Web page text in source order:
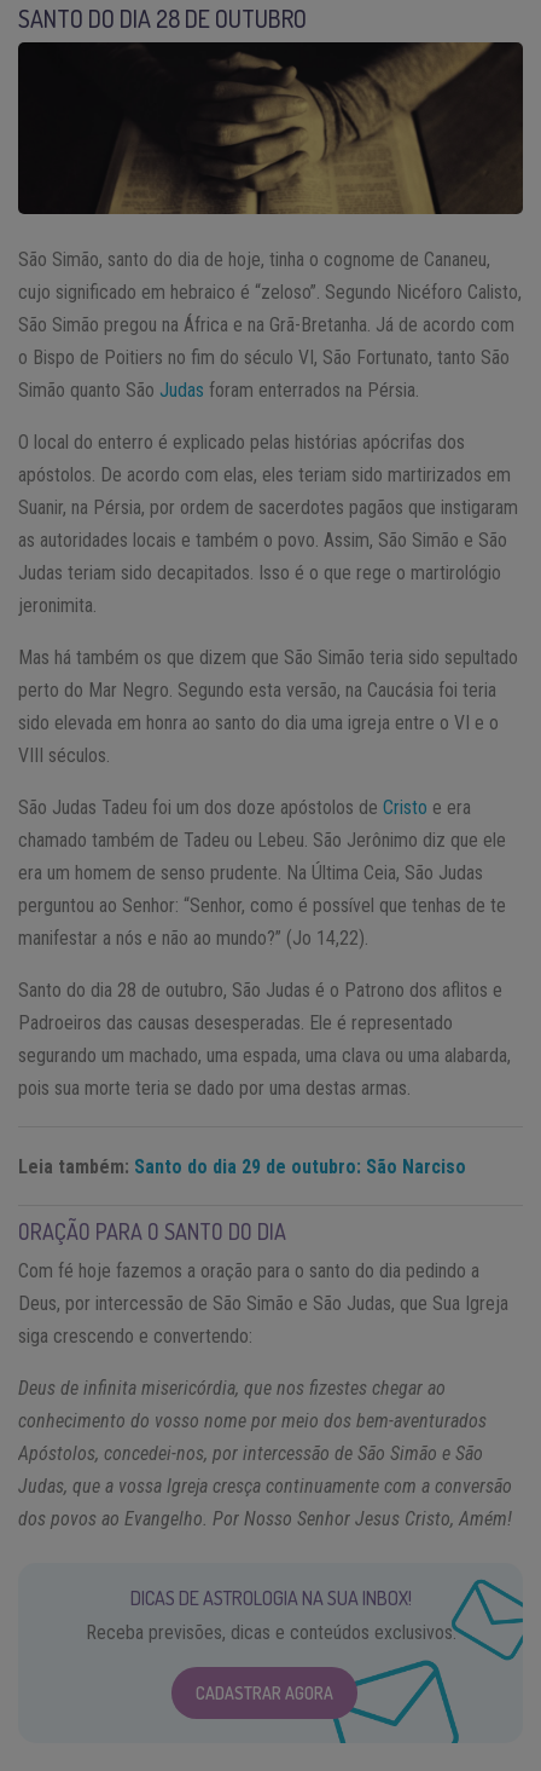
SANTO DO DIA 28 DE OUTUBRO
São Simão, santo do dia de hoje, tinha o cognome de Cananeu,
cujo significado em hebraico é “zeloso”. Segundo Nicéforo Calisto,
São Simão pregou na África e na Grã-Bretanha. Já de acordo com
o Bispo de Poitiers no fim do século VI, São Fortunato, tanto São
Simão quanto São Judas foram enterrados na Pérsia.
O local do enterro é explicado pelas histórias apócrifas dos
apóstolos. De acordo com elas, eles teriam sido martirizados em
Suanir, na Pérsia, por ordem de sacerdotes pagãos que instigaram
as autoridades locais e também o povo. Assim, São Simão e São
Judas teriam sido decapitados. Isso é o que rege o martirológio
jeronimita.
Mas há também os que dizem que São Simão teria sido sepultado
perto do Mar Negro. Segundo esta versão, na Caucásia foi teria
sido elevada em honra ao santo do dia uma igreja entre o VI e o
VIII séculos.
São Judas Tadeu foi um dos doze apóstolos de Cristo e era
chamado também de Tadeu ou Lebeu. São Jerônimo diz que ele
era um homem de senso prudente. Na Última Ceia, São Judas
perguntou ao Senhor: “Senhor, como é possível que tenhas de te
manifestar a nós e não ao mundo?” (Jo 14,22).
Santo do dia 28 de outubro, São Judas é o Patrono dos aflitos e
Padroeiros das causas desesperadas. Ele é representado
segurando um machado, uma espada, uma clava ou uma alabarda,
pois sua morte teria se dado por uma destas armas.
Leia também: Santo do dia 29 de outubro: São Narciso
ORAÇÃO PARA O SANTO DO DIA
Com fé hoje fazemos a oração para o santo do dia pedindo a
Deus, por intercessão de São Simão e São Judas, que Sua Igreja
siga crescendo e convertendo:
Deus de infinita misericórdia, que nos fizestes chegar ao
conhecimento do vosso nome por meio dos bem-aventurados
Apóstolos, concedei-nos, por intercessão de São Simão e São
Judas, que a vossa Igreja cresça continuamente com a conversão
dos povos ao Evangelho. Por Nosso Senhor Jesus Cristo, Amém!
DICAS DE ASTROLOGIA NA SUA INBOX!
Receba previsões, dicas e conteúdos exclusivos.
CADASTRAR AGORA